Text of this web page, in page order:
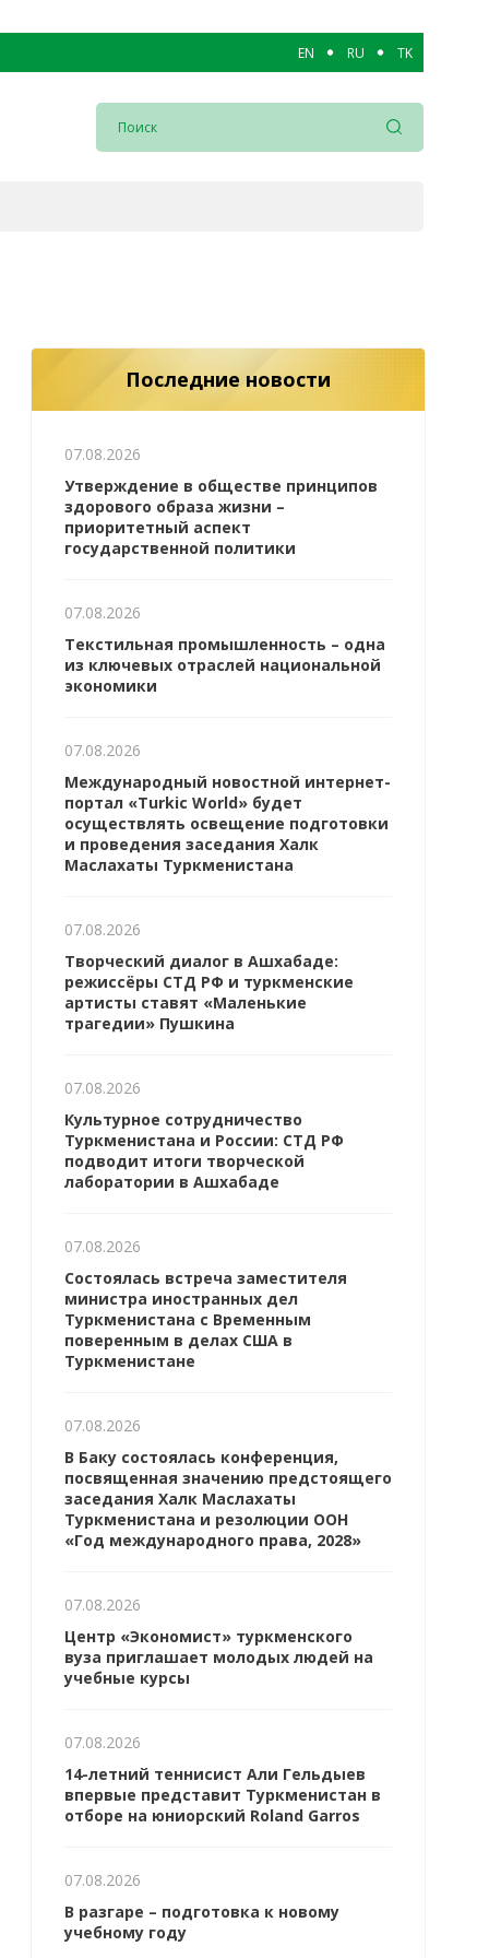
EN RU TK
Последние новости
07.08.2026
Утверждение в обществе принципов
здорового образа жизни –
приоритетный аспект
государственной политики
07.08.2026
Текстильная промышленность – одна
из ключевых отраслей национальной
экономики
07.08.2026
Международный новостной интернет-
портал «Turkic World» будет
осуществлять освещение подготовки
и проведения заседания Халк
Маслахаты Туркменистана
07.08.2026
Творческий диалог в Ашхабаде:
режиссёры СТД РФ и туркменские
артисты ставят «Маленькие
трагедии» Пушкина
07.08.2026
Культурное сотрудничество
Туркменистана и России: СТД РФ
подводит итоги творческой
лаборатории в Ашхабаде
07.08.2026
Состоялась встреча заместителя
министра иностранных дел
Туркменистана с Временным
поверенным в делах США в
Туркменистане
07.08.2026
В Баку состоялась конференция,
посвященная значению предстоящего
заседания Халк Маслахаты
Туркменистана и резолюции ООН
«Год международного права, 2028»
07.08.2026
Центр «Экономист» туркменского
вуза приглашает молодых людей на
учебные курсы
07.08.2026
14-летний теннисист Али Гельдыев
впервые представит Туркменистан в
отборе на юниорский Roland Garros
07.08.2026
В разгаре – подготовка к новому
учебному году